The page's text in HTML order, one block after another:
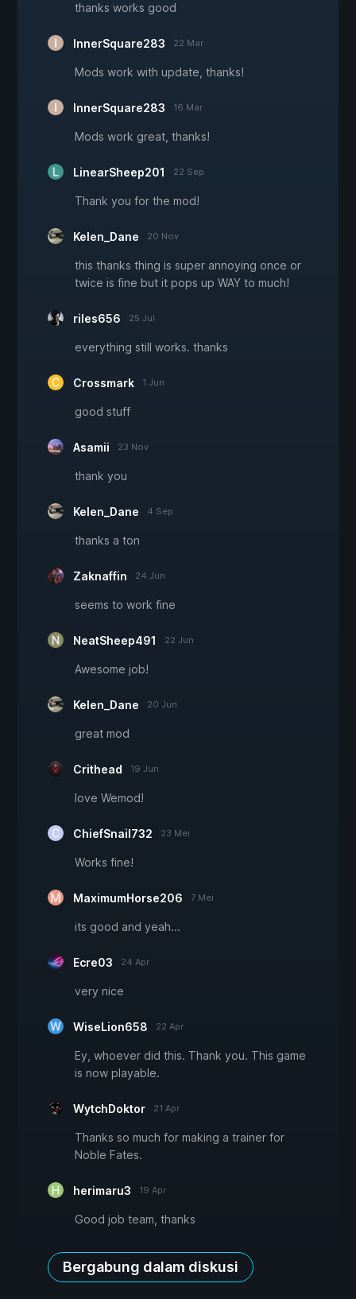
thanks works good
InnerSquare283 22 Mar
Mods work with update, thanks!
InnerSquare283 16 Mar
Mods work great, thanks!
LinearSheep201 22 Sep
Thank you for the mod!
Kelen_Dane 20 Nov
this thanks thing is super annoying once or
twice is fine but it pops up WAY to much!
riles656 25 Jul
everything still works. thanks
Crossmark 1 Jun
good stuff
Asamii 23 Nov
thank you
Kelen_Dane 4 Sep
thanks a ton
Zaknaffin 24 Jun
seems to work fine
NeatSheep491 22 Jun
Awesome job!
Kelen_Dane 20 Jun
great mod
Crithead 19 Jun
love Wemod!
ChiefSnail732 23 Mei
Works fine!
MaximumHorse206 7 Mei
its good and yeah...
Ecre03 24 Apr
very nice
WiseLion658 22 Apr
Ey, whoever did this. Thank you. This game
is now playable.
WytchDoktor 21 Apr
Thanks so much for making a trainer for
Noble Fates.
herimaru3 19 Apr
Good job team, thanks
Bergabung dalam diskusi